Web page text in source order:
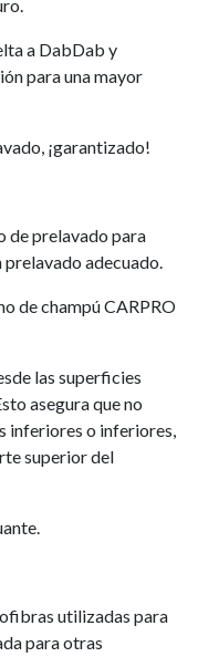
a DabDab y
para una mayor
¡garantizado!
de prelavado para
prelavado adecuado.
de champú CARPRO
las superficies
asegura que no
inferiores o inferiores,
superior del
utilizadas para
para otras